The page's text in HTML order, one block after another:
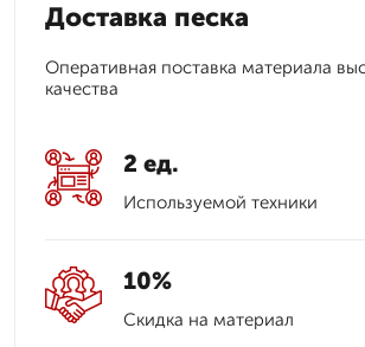
Доставка песка
Оперативная поставка материала
качества
2 ед.
Используемой техники
10%
Скидка на материал